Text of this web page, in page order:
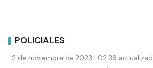
POLICIALES
2 de noviembre de 2023 | 02:36